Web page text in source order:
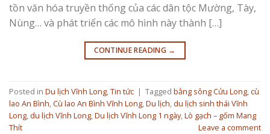
tồn văn hóa truyền thống của các dân tộc Mường, Tày,
Nùng… và phát triển các mô hình này thành […]
CONTINUE READING →
Posted in Du lịch Vĩnh Long,Tin tức | Tagged bằng sông Cửu Long,cù
lao An Bình,Cù lao An Bình Vĩnh Long,Du lịch, du lịch sinh thái Vĩnh
Long, du lịch Vĩnh Long,Du lịch Vĩnh Long 1 ngày,Lò gạch – gốm Mang
Thít
Leave a comment